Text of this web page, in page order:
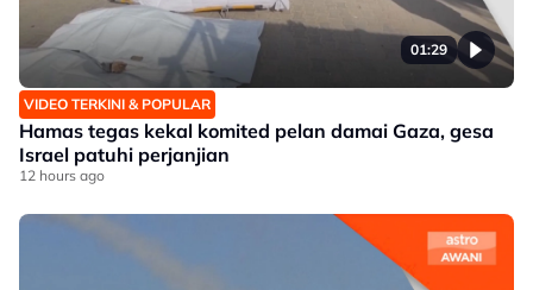
01:29
VIDEO TERKINI & POPULAR
Hamas tegas kekal komited pelan damai Gaza, gesa
Israel patuhi perjanjian
12 hours ago